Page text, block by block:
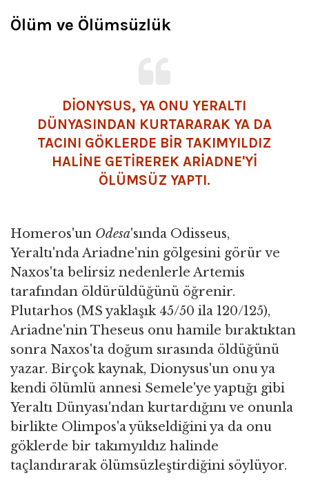
Ölüm ve Ölümsüzlük
DİONYSUS, YA ONU YERALTI
DÜNYASINDAN KURTARARAK YA DA
TACINI GÖKLERDE BİR TAKIMYILDIZ
HALİNE GETİREREK ARİADNE'Yİ
ÖLÜMSÜZ YAPTI.
Homeros'un Odesa'sında Odisseus,
Yeraltı'nda Ariadne'nin gölgesini görür ve
Naxos'ta belirsiz nedenlerle Artemis
tarafından öldürüldüğünü öğrenir.
Plutarhos (MS yaklaşık 45/50 ila 120/125),
Ariadne'nin Theseus onu hamile bıraktıktan
sonra Naxos'ta doğum sırasında öldüğünü
yazar. Birçok kaynak, Dionysus'un onu ya
kendi ölümlü annesi Semele'ye yaptığı gibi
Yeraltı Dünyası'ndan kurtardığını ve onunla
birlikte Olimpos'a yükseldiğini ya da onu
göklerde bir takımyıldız halinde
taçlandırarak ölümsüzleştirdiğini söylüyor.